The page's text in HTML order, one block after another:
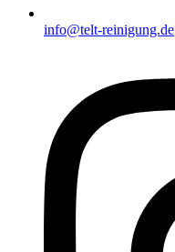
info@telt-reinigung.de